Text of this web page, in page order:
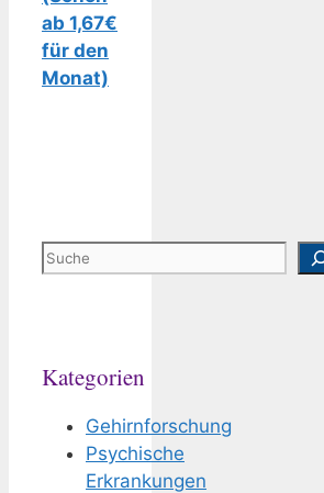
ab 1,67€
für den
Monat)
Suchen
Kategorien
Gehirnforschung
Psychische
Erkrankungen